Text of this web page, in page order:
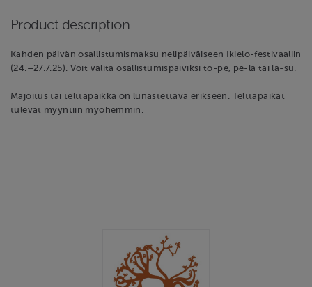
Product description
Kahden päivän osallistumismaksu nelipäiväiseen Ikielo-festivaaliin
(24.–27.7.25). Voit valita osallistumispäiviksi to-pe, pe-la tai la-su.
Majoitus tai telttapaikka on lunastettava erikseen. Telttapaikat
tulevat myyntiin myöhemmin.